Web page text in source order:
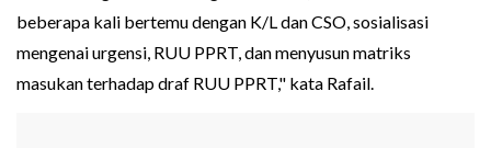
beberapa kali bertemu dengan K/L dan CSO, sosialisasi
mengenai urgensi, RUU PPRT, dan menyusun matriks
masukan terhadap draf RUU PPRT," kata Rafail.